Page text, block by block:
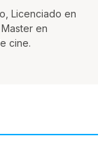
Licenciado en
en
cine.